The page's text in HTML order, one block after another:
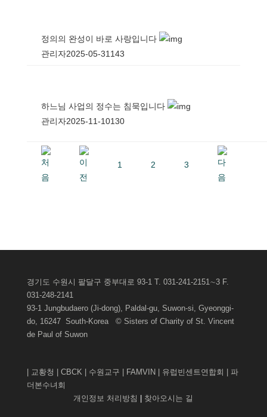
정의의 완성이 바로 사랑입니다
관리자2025-05-31 143
하느님 사업의 정수는 침묵입니다
관리자2025-11-10130
1 2 3
경기도 수원시 팔달구 중부대로 93-1 T. 031-241-2151∼3 F.
031-248-2141
93-1 Jungbudaero (Ji-dong), Paldal-gu, Suwon-si, Gyeonggi-
do, 16247 South-Korea © Sisters of Charity of St. Vincent
de Paul of Suwon
교황청 CBCK| 수원교구 FAMVIN 유럽빈센트연합회
파
더본수녀회
개인정보 처리방침
찾아오시는 길